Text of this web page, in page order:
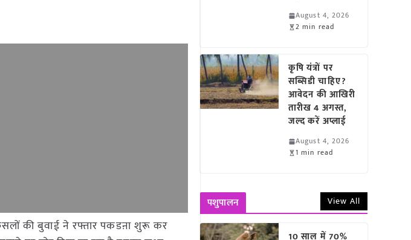
की बुवाई ने रफ्तार पकडऩा शुरू कर
August 4, 2026
2 min read
कृषि यंत्रों पर
सब्सिडी चाहिए?
आवेदन की आखिरी
तारीख 4 अगस्त,
जल्द करें अप्लाई
August 4, 2026
1 min read
पशुपालन View All
10 साल में 70%